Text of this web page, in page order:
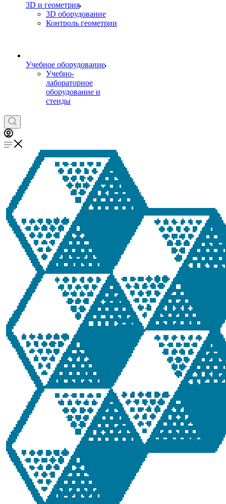
3D и геометрия
3D оборудование
Контроль геометрии
Учебное оборудование
Учебно-
лабораторное
оборудование и
стенды